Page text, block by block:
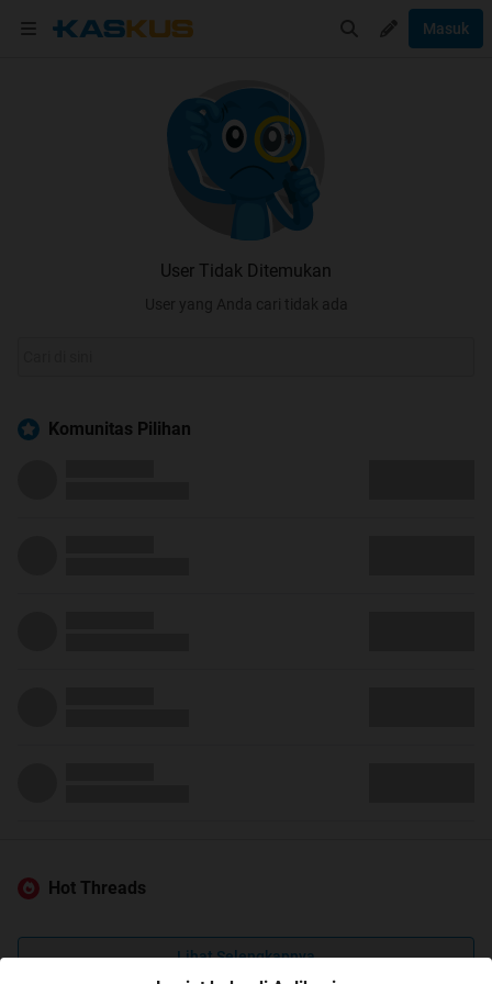
Masuk
User Tidak Ditemukan
User yang Anda cari tidak ada
Komunitas Pilihan
Hot Threads
Lihat Selengkapnya